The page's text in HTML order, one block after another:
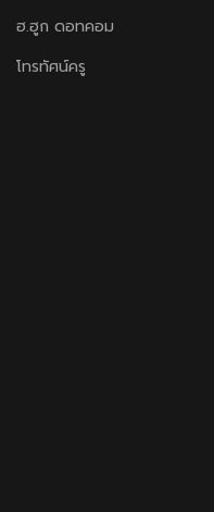
ฮ.ฮูก ดอทคอม
โทรทัศน์ครู